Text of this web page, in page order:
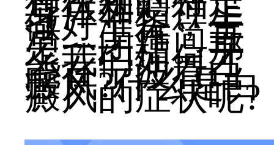
身体和精神上
做好准备，生
活，工作简直
是一团糟。那
么我们如何才
能在宁波看白
癜风?什么是白
癜风的症状呢?